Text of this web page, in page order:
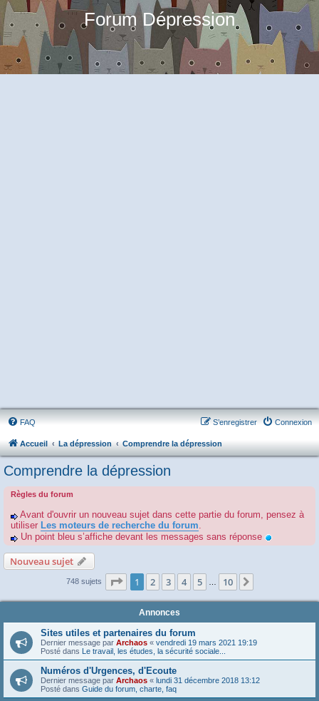
Forum Dépression
FAQ Connexion
S’enregistrer
Accueil La dépression Comprendre la dépression
Comprendre la dépression
Règles du forum
Avant d'ouvrir un nouveau sujet dans cette partie du forum, pensez à
utiliser Les moteurs de recherche du forum.
Un point bleu s’affiche devant les messages sans réponse
Nouveau sujet
748 sujets Page 1sur10
1 2 3 4 5 10
Annonces
Sites utiles et partenaires du forum
Dernier message par Archaos « vendredi 19 mars 2021 19:19
Posté dans Le travail, les études, la sécurité sociale...
Numéros d'Urgences, d'Ecoute
Dernier message par Archaos « lundi 31 décembre 2018 13:12
Posté dans Guide du forum, charte, faq